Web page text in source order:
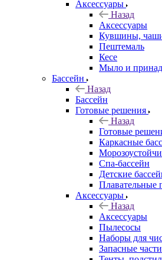
Аксессуары
Назад
Аксессуары
Кувшины,
Пештемаль
Кесе
Мыло и
Бассейн
Назад
Бассейн
Готовые решения
Назад
Готовые
Каркасные
Спа-бассейн
Детские
Плавательные
Аксессуары
Назад
Аксессуары
Пылесосы
Наборы для
Запасные части